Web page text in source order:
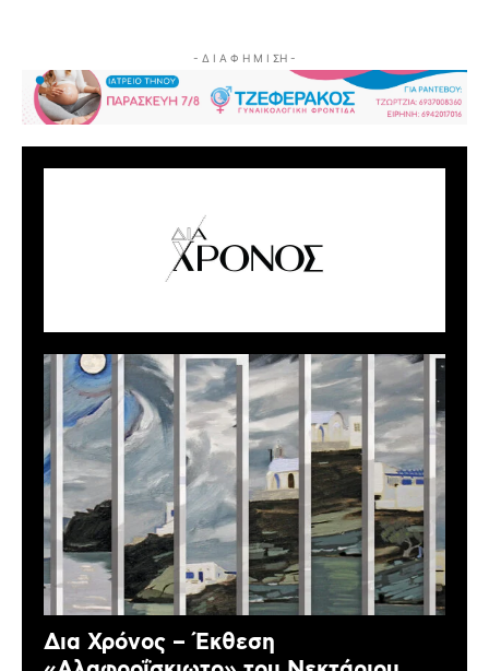
- Δ Ι Α Φ Η Μ Ι ΣΗ -
Δια Χρόνος – Έκθεση